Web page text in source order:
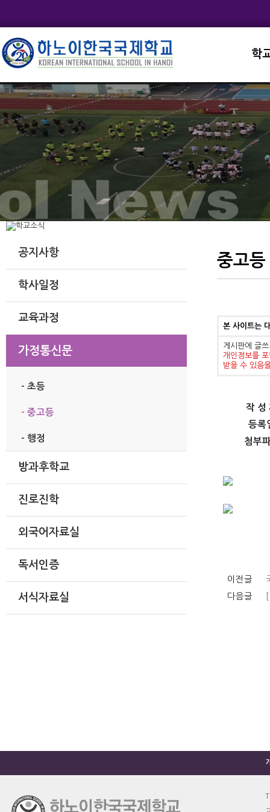
학
학
학
학
공지사항
학사일정
교육과정
가정통신문
- 초등
- 중고등
- 행정
방과후학교
진로진학
외국어자료실
독서인증
서식자료실
중고등
본 사이트는
게시판에 글
개인정보를
받을 수 있음
작 성
등록
첨부
이전글
다음글